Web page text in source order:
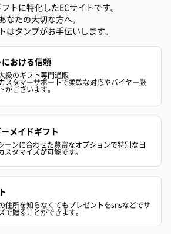
カチ
を同梱してお届けいたします。ギフトへ
花束ハンドタオル（ブ
トに特化したECサイトです。
なたの大切な方へ。
はタンプがお手伝いします。
おける信頼
級のギフト専門通販
スタマーサポートで柔軟な対応やバイヤー厳
がございます。
メイドギフト
ーンに合わせた豊富なオプションで特別な日
スタマイズが可能です。
住所を知らなくてもプレゼントをsnsなどでサ
で贈ることができます。